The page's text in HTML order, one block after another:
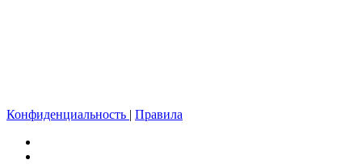
Конфиденциальность | Правила